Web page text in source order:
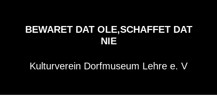
BEWARET DAT OLE,SCHAFFET DAT
NIE
Kulturverein Dorfmuseum Lehre e. V